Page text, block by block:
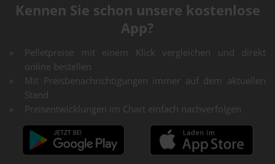
Kennen Sie schon unsere kostenlose
App?
Pelletpreise mit einem Klick vergleichen und direkt
online bestellen
Mit Preisbenachrichtigungen immer auf dem aktuellen
Stand
Preisentwicklungen im Chart einfach nachverfolgen